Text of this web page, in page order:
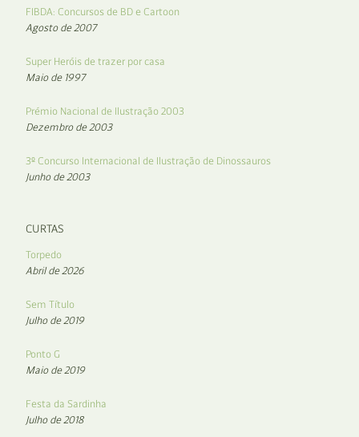
FIBDA: Concursos de BD e Cartoon
Agosto de 2007
Super Heróis de trazer por casa
Maio de 1997
Prémio Nacional de Ilustração 2003
Dezembro de 2003
3º Concurso Internacional de Ilustração de Dinossauros
Junho de 2003
CURTAS
Torpedo
Abril de 2026
Sem Título
Julho de 2019
Ponto G
Maio de 2019
Festa da Sardinha
Julho de 2018